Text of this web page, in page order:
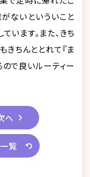
ないといういこと
います。また、きち
きちんととれて『ま
で良いルーティー
覧
へ